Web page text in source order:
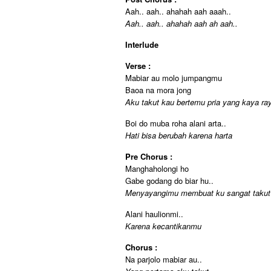
Aah.. aah.. ahahah aah aaah..
Aah.. aah.. ahahah aah ah aah..
Interlude
Verse :
Mabiar au molo jumpangmu
Baoa na mora jong
Aku takut kau bertemu pria yang kaya
Boi do muba roha alani arta..
Hati bisa berubah karena harta
Pre Chorus :
Manghaholongi ho
Gabe godang do biar hu..
Menyayangimu membuat ku sangat takut
Alani haulionmi..
Karena kecantikanmu
Chorus :
Na parjolo mabiar au..